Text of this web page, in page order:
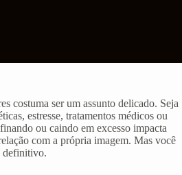
costuma ser um assunto delicado. Seja
estresse, tratamentos médicos ou
ou caindo em excesso impacta
com a própria imagem. Mas você
definitivo.